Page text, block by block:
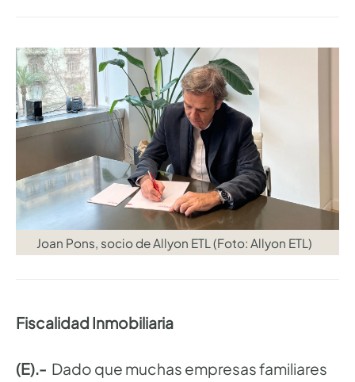
Joan Pons, socio de Allyon ETL (Foto: Allyon ETL)
Fiscalidad Inmobiliaria
(E).- Dado que muchas empresas familiares